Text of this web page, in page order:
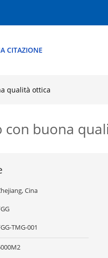
CITAZIONE
qualità ottica
buona
Cina
TMG-001